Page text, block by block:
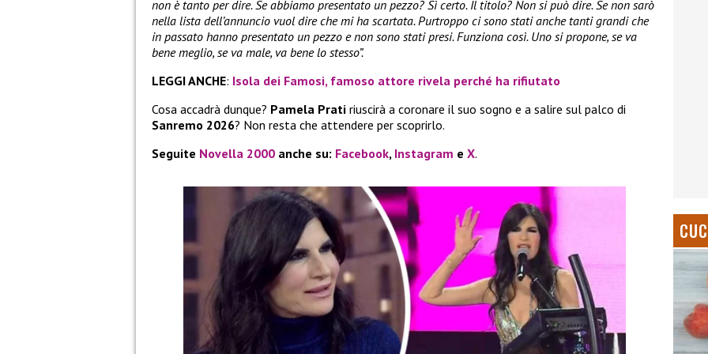
non è tanto per dire. Se abbiamo presentato un pezzo? Sì certo. Il titolo? Non si può dire. Se non sarò
nella lista dell’annuncio vuol dire che mi ha scartata. Purtroppo ci sono stati anche tanti grandi che
in passato hanno presentato un pezzo e non sono stati presi. Funziona così. Uno si propone, se va
bene meglio, se va male, va bene lo stesso”.
LEGGI ANCHE: Isola dei Famosi, famoso attore rivela perché ha rifiutato
Cosa accadrà dunque? Pamela Prati riuscirà a coronare il suo sogno e a salire sul palco di
Sanremo 2026? Non resta che attendere per scoprirlo.
Seguite Novella 2000 anche su: Facebook, Instagram e X.